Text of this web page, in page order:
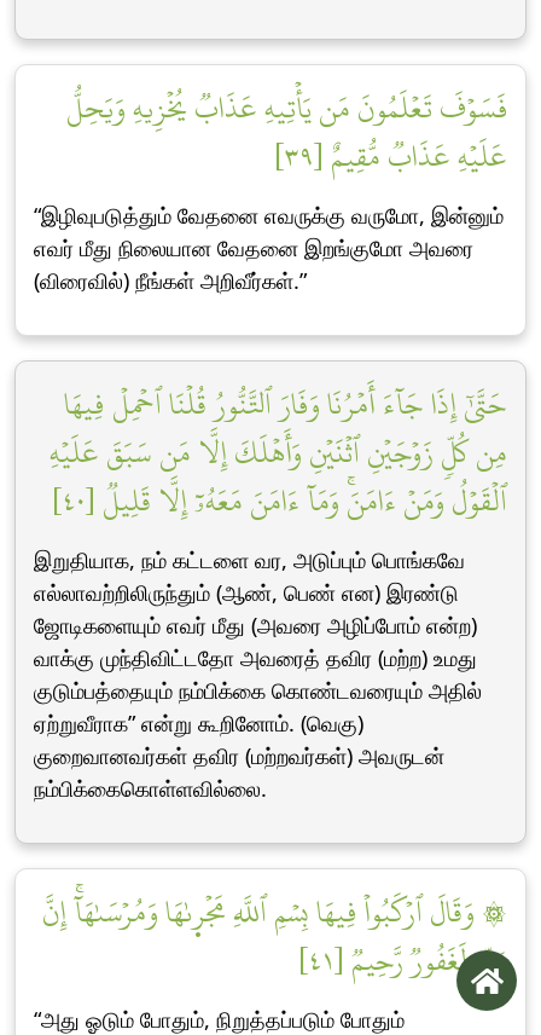
فَسَوۡفَ تَعۡلَمُونَ مَن يَأۡتِيهِ عَذَابٞ يُخۡزِيهِ وَيَحِلُّ
عَلَيۡهِ عَذَابٞ مُّقِيمٌ [٣٩]
“இழிவுபடுத்தும் வேதனை எவருக்கு வருமோ, இன்னும்
எவர் மீது நிலையான வேதனை இறங்குமோ அவரை
(விரைவில்) நீங்கள் அறிவீர்கள்.”
حَتَّىٰٓ إِذَا جَآءَ أَمۡرُنَا وَفَارَ ٱلتَّنُّورُ قُلۡنَا ٱحۡمِلۡ فِيهَا
مِن كُلّٖ زَوۡجَيۡنِ ٱثۡنَيۡنِ وَأَهۡلَكَ إِلَّا مَن سَبَقَ عَلَيۡهِ
ٱلۡقَوۡلُ وَمَنۡ ءَامَنَۚ وَمَآ ءَامَنَ مَعَهُۥٓ إِلَّا قَلِيلٞ [٤٠]
இறுதியாக, நம் கட்டளை வர, அடுப்பும் பொங்கவே
எல்லாவற்றிலிருந்தும் (ஆண், பெண் என) இரண்டு
ஜோடிகளையும் எவர் மீது (அவரை அழிப்போம் என்ற)
வாக்கு முந்திவிட்டதோ அவரைத் தவிர (மற்ற) உமது
குடும்பத்தையும் நம்பிக்கை கொண்டவரையும் அதில்
ஏற்றுவீராக” என்று கூறினோம். (வெகு)
குறைவானவர்கள் தவிர (மற்றவர்கள்) அவருடன்
நம்பிக்கைகொள்ளவில்லை.
۞ وَقَالَ ٱرۡكَبُواْ فِيهَا بِسۡمِ ٱللَّهِ مَجۡر۪ىٰهَا وَمُرۡسَىٰهَآۚ إِنَّ
رَبِّي لَغَفُورٞ رَّحِيمٞ [٤١]
“அது ஓடும் போதும், நிறுத்தப்படும் போதும்